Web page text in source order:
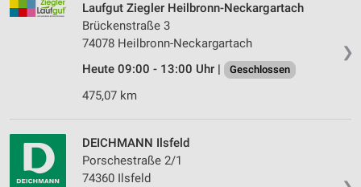
❯
Laufgut Ziegler Heilbronn-Neckargartach
Brückenstraße 3
74078 Heilbronn-Neckargartach
Heute 09:00 - 13:00 Uhr |
Geschlossen
475,07 km
DEICHMANN Ilsfeld
Porschestraße 2/1
74360 Ilsfeld